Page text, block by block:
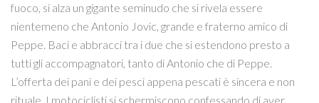
fuoco, si alza un gigante seminudo che si rivela essere
nientemeno che Antonio Jovic, grande e fraterno amico di
Peppe. Baci e abbracci tra i due che si estendono presto a
tutti gli accompagnatori, tanto di Antonio che di Peppe.
L’offerta dei pani e dei pesci appena pescati è sincera e non
rituale. I motociclisti si schermiscono confessando di aver